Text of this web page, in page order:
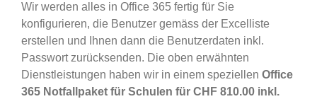
Wir werden alles in Office 365 fertig für Sie
konfigurieren, die Benutzer gemäss der Excelliste
erstellen und Ihnen dann die Benutzerdaten inkl.
Passwort zurücksenden. Die oben erwähnten
Dienstleistungen haben wir in einem speziellen Office
365 Notfallpaket für Schulen für CHF 810.00 inkl.